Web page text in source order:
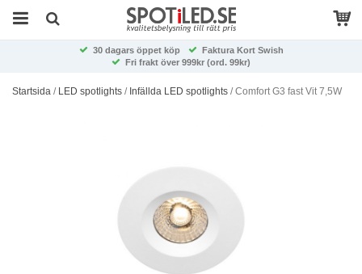
30 dagars öppet köp
Faktura Kort Swish
Fri frakt över 999kr (ord. 99kr)
Startsida / LED spotlights / Infällda LED spotlights /Comfort G3 fast Vit 7,5W